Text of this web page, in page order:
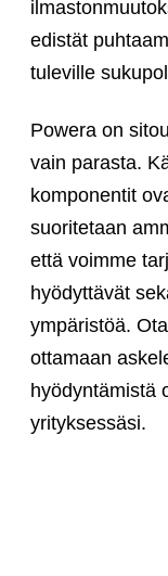
edistät
tuleville
Powera on
vain parasta.
komponentit
suoritetaan
että voimme
hyödyttävät
ympäristöä.
ottamaan
hyödyntämistä
yrityksessäsi.